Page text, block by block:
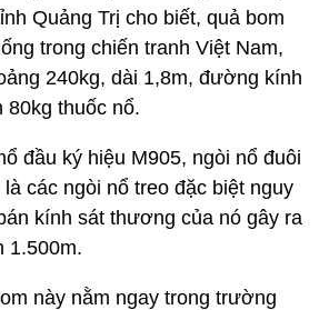
Quảng Trị cho biết, quả bom
trong chiến tranh Việt Nam,
240kg, dài 1,8m, đường kính
80kg thuốc nổ.
đầu ký hiệu M905, ngòi nổ đuôi
là các ngòi nổ treo đặc biệt nguy
kính sát thương của nó gây ra
1.500m.
này nằm ngay trong trường